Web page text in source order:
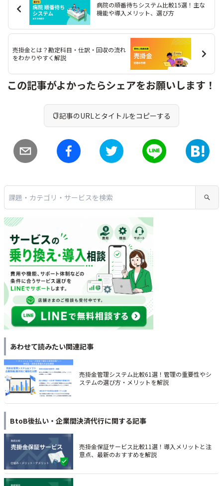
病院の順番待ちシステム比較15選！主な
機能や導入メリット、選び方
売掛金とは？勘定科目・仕訳・回収の流れ
をわかりやすく解説
この記事がよかったらシェアをお願いします！
記事のURLとタイトルをコピーする
あわせて読みたい関連記事
売掛金管理システム比較61選！管理の重要性やシ
ステムの選び方・メリットを解説
BtoB後払い・企業間決済代行に関する記事
売掛金保証サービス比較11選！導入メリットと注
意点、最新のおすすめを解説